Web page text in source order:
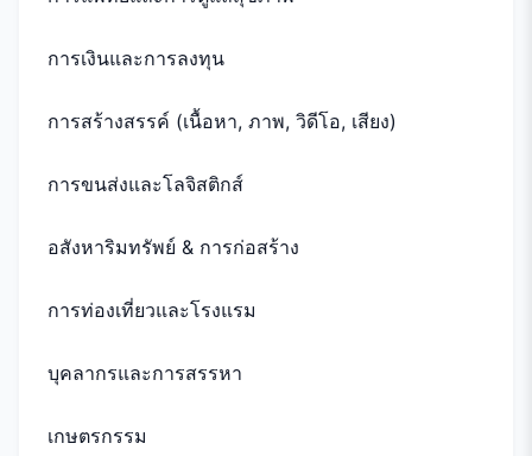
การเงินและการลงทุน
การสร้างสรรค์ (เนื้อหา, ภาพ, วิดีโอ, เสียง)
การขนส่งและโลจิสติกส์
อสังหาริมทรัพย์ & การก่อสร้าง
การท่องเที่ยวและโรงแรม
บุคลากรและการสรรหา
เกษตรกรรม